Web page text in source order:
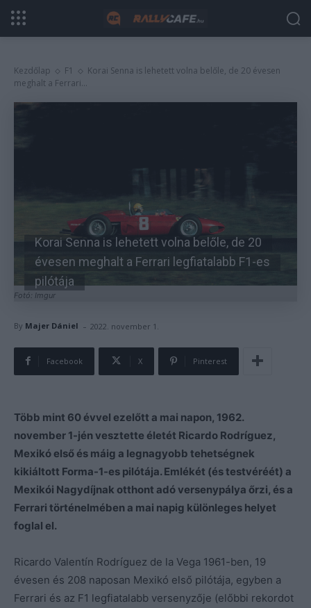
Kezdőlap F1
Korai Senna is lehetett volna belőle, de 20 évesen
meghalt a Ferrari...
Fotó: Imgur
Korai Senna is lehetett volna belőle, de 20
évesen meghalt a Ferrari legfiatalabb F1-es
pilótája
By Majer Dániel - 2022. november 1.
Facebook X Pinterest
Több mint 60 évvel ezelőtt a mai napon, 1962.
november 1-jén vesztette életét Ricardo Rodríguez,
Mexikó első és máig a legnagyobb tehetségnek
kikiáltott Forma-1-es pilótája. Emlékét (és testvéréét) a
Mexikói Nagydíjnak otthont adó versenypálya őrzi, és a
Ferrari történelmében a mai napig különleges helyet
foglal el.
Ricardo Valentín Rodríguez de la Vega 1961-ben, 19
évesen és 208 naposan Mexikó első pilótája, egyben a
Ferrari és az F1 legfiatalabb versenyzője (előbbi rekordot